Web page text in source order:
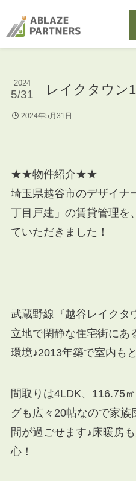
レイクタウン
2024
5/31
2024年5月31日
★★物件紹介★★
埼玉県越谷市のデザイナ
丁目戸建」の賃貸管理を
ていただきました！
武蔵野線『越谷レイクタ
立地で閑静な住宅街にあ
環境♪2013年築で室内も
間取りは4LDK、116.75
グも広々20帖なので家
間が過ごせます♪床暖房
心！